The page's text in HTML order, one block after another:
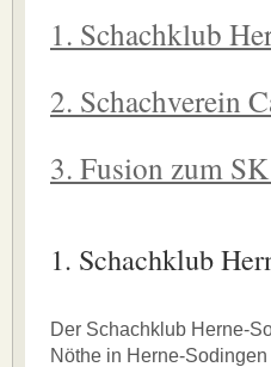
1. Schachklub
2. Schachverein
3. Fusion zum
1. Schachklub
Der Schachklub Herne-
Nöthe in Herne-